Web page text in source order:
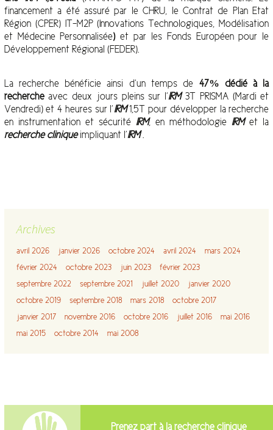
financement a été assuré par le CHRU, le Contrat de Plan Etat
Région (CPER) IT-M2P (Innovations Technologiques, Modélisation
et Médecine Personnalisée)et par les Fonds Européen pour le
Développement Régional (FEDER).
La recherche bénéficie ainsi d’un temps de 47% dédié à la
rechercheavec deux jours pleins sur l’IRM3T PRISMA (Mardi et
Vendredi) et 4 heures sur l’IRM1,5T pour développer la recherche
en instrumentation et sécurité IRM, en méthodologieIRMet la
recherche cliniqueimpliquant l’IRM.
Archives
avril 2026 janvier 2026 octobre 2024 avril 2024
mars 2024
février 2024
octobre 2023 juin 2023
février 2023
septembre 2022
septembre 2021 juillet 2020
janvier 2020
octobre 2019
septembre 2018 mars 2018
octobre 2017
janvier 2017
novembre 2016 octobre 2016 juillet 2016
mai 2016
mai 2015
octobre 2014 mai 2008
Prenez part à la recherche clinique